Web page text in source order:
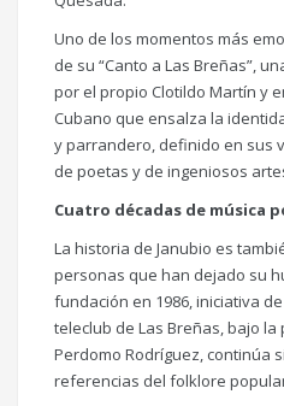
Uno de los momentos más
de su “Canto a Las Breñas”,
por el propio Clotildo Martín y
Cubano que ensalza la
y parrandero, definido en sus
de poetas y de ingeniosos
Cuatro décadas de música
La historia de Janubio es
personas que han dejado su
fundación en 1986, iniciativa
teleclub de Las Breñas, bajo
Perdomo Rodríguez, continúa
referencias del folklore